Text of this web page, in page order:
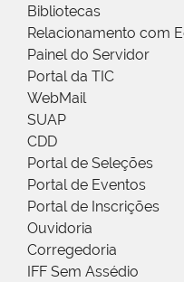
Bibliotecas
Relacionamento com
Painel do Servidor
Portal da TIC
WebMail
SUAP
CDD
Portal de Seleções
Portal de Eventos
Portal de Inscrições
Ouvidoria
Corregedoria
IFF Sem Assédio